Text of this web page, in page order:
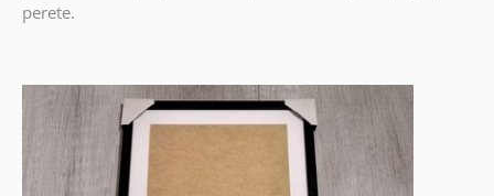
perete.